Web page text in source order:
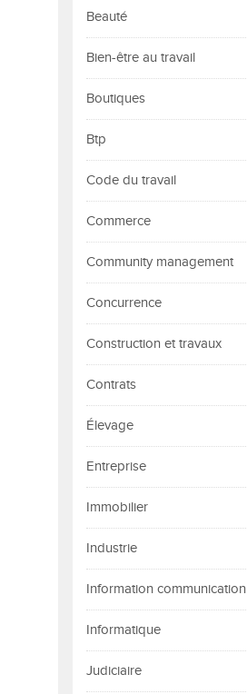
Beauté
Bien-être au travail
Boutiques
Btp
Code du travail
Commerce
Community management
Concurrence
Construction et travaux
Contrats
Élevage
Entreprise
Immobilier
Industrie
Information communication
Informatique
Judiciaire